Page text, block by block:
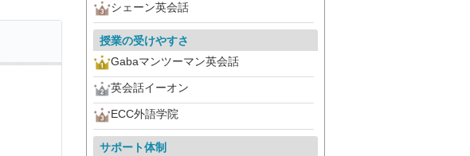
シェーン英会話
授業の受けやすさ
Gabaマンツーマン英会話
英会話イーオン
ECC外語学院
サポート体制